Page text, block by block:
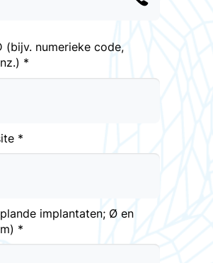
(bijv. numerieke code,
*
*
implantaten; Ø en
*